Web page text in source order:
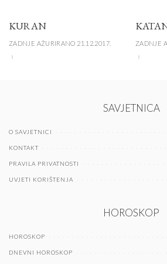
KURAN
ZADNJE AŽURIRANO 21.12.2017. ZADNJE
SAVJETNICA
O SAVJETNICI
KONTAKT
PRAVILA PRIVATNOSTI
UVJETI KORIŠTENJA
HOROSKOP
HOROSKOP
DNEVNI HOROSKOP